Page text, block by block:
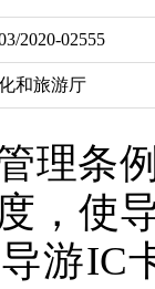
2020-02555
和旅游厅
理条
，使
游IC